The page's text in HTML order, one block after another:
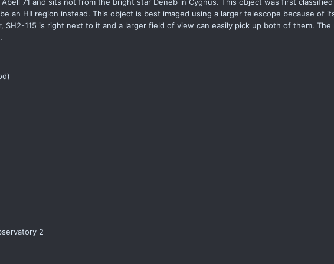
71 and sits not from the bright star Deneb in Cygnus. This object was first classified
an HII region instead. This object is best imaged using a larger telescope because of
115 is right next to it and a larger field of view can easily pick up both of them. The
2